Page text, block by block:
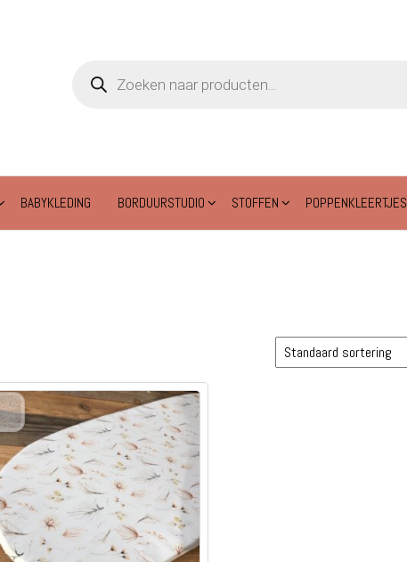
zoeken
BABYKLEDING BORDUURSTUDIO STOFFEN POPPENKLEERTJES